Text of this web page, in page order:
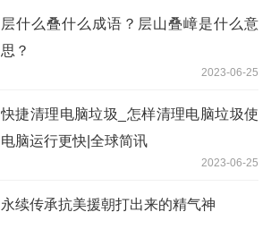
层什么叠什么成语？层山叠嶂是什么意
思？
2023-06-25
快捷清理电脑垃圾_怎样清理电脑垃圾使
电脑运行更快|全球简讯
2023-06-25
永续传承抗美援朝打出来的精气神